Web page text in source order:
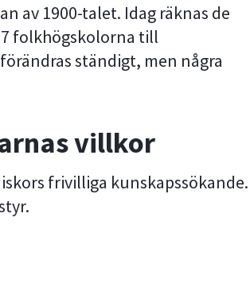
av 1900-talet. Idag räknas de
folkhögskolorna till
ständigt, men några
villkor
frivilliga kunskapssökande.